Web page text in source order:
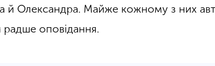
й Олександра. Майже кожному з них
оповідання.